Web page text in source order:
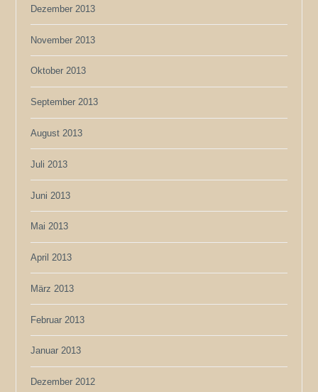
Dezember 2013
November 2013
Oktober 2013
September 2013
August 2013
Juli 2013
Juni 2013
Mai 2013
April 2013
März 2013
Februar 2013
Januar 2013
Dezember 2012